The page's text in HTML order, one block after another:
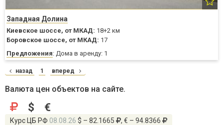
Западная Долина
Киевское шоссе, от МКАД: 18+2 км
Боровское шоссе, от МКАД: 17
Предложения: Дома в аренду: 1
назад 1 вперед
Валюта цен объектов на сайте.
$ €
Курс ЦБ РФ 08.08.26 $ – 82.1665 , € – 94.8366